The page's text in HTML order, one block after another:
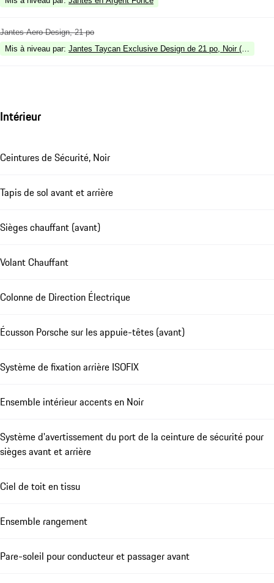
Jantes Aero Design, 21 po
Mis à niveau par: Jantes Taycan Exclusive Design de 21 po, Noir (fnition
Intérieur
Ceintures de Sécurité, Noir
Tapis de sol avant et arrière
Sièges chauffant (avant)
Volant Chauffant
Colonne de Direction Électrique
Écusson Porsche sur les appuie-têtes (avant)
Système de fixation arrière ISOFIX
Ensemble intérieur accents en Noir
Système d'avertissement du port de la ceinture de sécurité pour
sièges avant et arrière
Ciel de toit en tissu
Ensemble rangement
Pare-soleil pour conducteur et passager avant